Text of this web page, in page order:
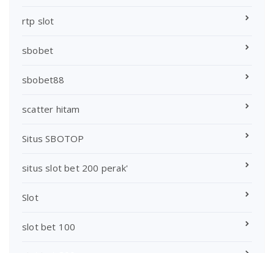
rtp slot
sbobet
sbobet88
scatter hitam
Situs SBOTOP
situs slot bet 200 perak'
Slot
slot bet 100